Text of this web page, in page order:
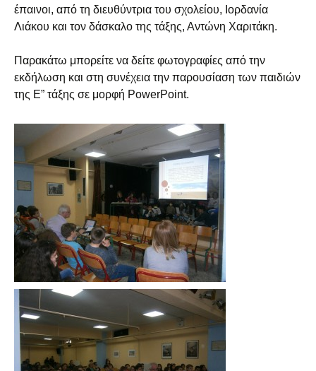
έπαινοι, από τη διευθύντρια του σχολείου, Ιορδανία
Λιάκου και τον δάσκαλο της τάξης, Αντώνη Χαριτάκη.
Παρακάτω μπορείτε να δείτε φωτογραφίες από την
εκδήλωση και στη συνέχεια την παρουσίαση των παιδιών
της Ε” τάξης σε μορφή PowerPoint.